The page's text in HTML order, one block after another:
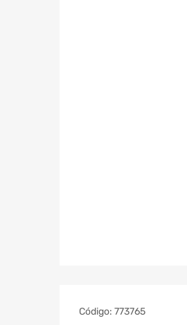
Código: 773765